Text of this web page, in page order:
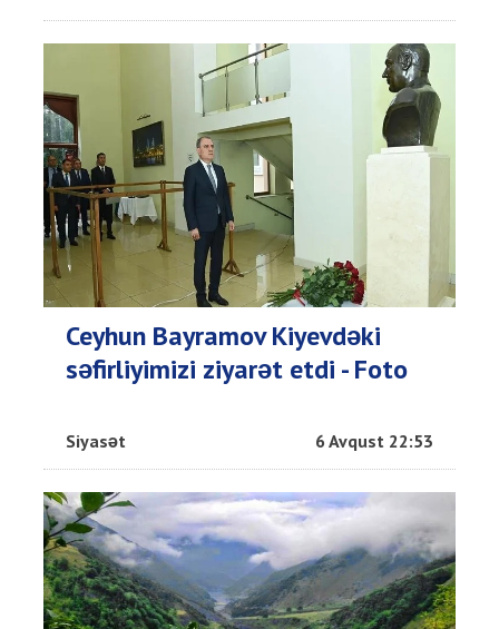
Ceyhun Bayramov Kiyevdəki
səfirliyimizi ziyarət etdi - Foto
Siyasət 6 Avqust 22:53